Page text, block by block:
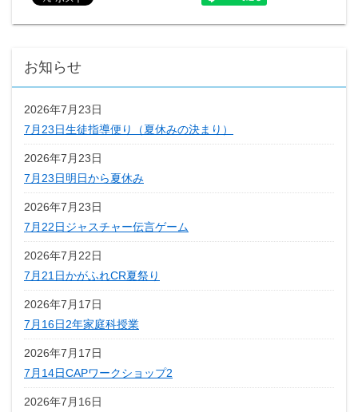
お知らせ
2026年7月23日
7月23日生徒指導便り（夏休みの決まり）
2026年7月23日
7月23日明日から夏休み
2026年7月23日
7月22日ジャスチャー伝言ゲーム
2026年7月22日
7月21日かがふれCR夏祭り
2026年7月17日
7月16日2年家庭科授業
2026年7月17日
7月14日CAPワークショップ2
2026年7月16日